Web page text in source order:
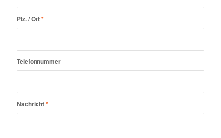
Plz. / Ort*
Telefonnummer
Nachricht*